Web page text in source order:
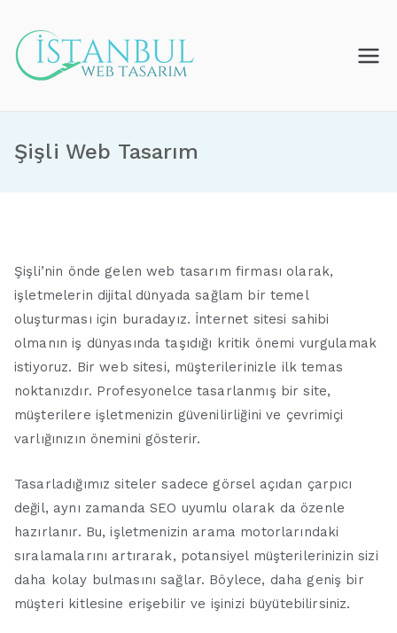
geç
Şişli Web Tasarım
Şişli’nin önde gelen web tasarım firması olarak,
işletmelerin dijital dünyada sağlam bir temel
oluşturması için buradayız. İnternet sitesi sahibi
olmanın iş dünyasında taşıdığı kritik önemi vurgulamak
istiyoruz. Bir web sitesi, müşterilerinizle ilk temas
noktanızdır. Profesyonelce tasarlanmış bir site,
müşterilere işletmenizin güvenilirliğini ve çevrimiçi
varlığınızın önemini gösterir.
Tasarladığımız siteler sadece görsel açıdan çarpıcı
değil, aynı zamanda SEO uyumlu olarak da özenle
hazırlanır. Bu, işletmenizin arama motorlarındaki
sıralamalarını artırarak, potansiyel müşterilerinizin sizi
daha kolay bulmasını sağlar. Böylece, daha geniş bir
müşteri kitlesine erişebilir ve işinizi büyütebilirsiniz.